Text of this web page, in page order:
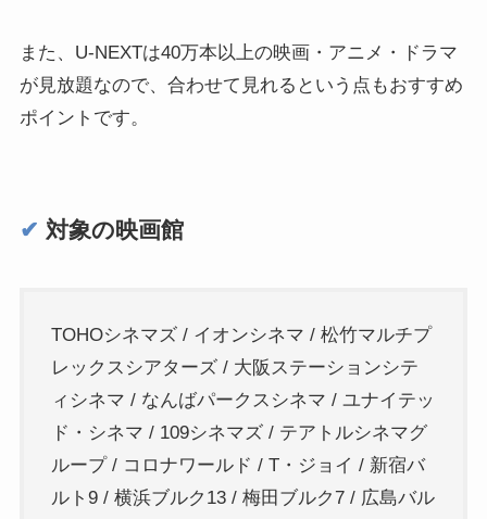
また、U-NEXTは40万本以上の映画・アニメ・ドラマ
が見放題なので、合わせて見れるという点もおすすめ
ポイントです。
✔︎ 対象の映画館
TOHOシネマズ / イオンシネマ / 松竹マルチプ
レックスシアターズ / 大阪ステーションシテ
ィシネマ / なんばパークスシネマ / ユナイテッ
ド・シネマ / 109シネマズ / テアトルシネマグ
ループ / コロナワールド / T・ジョイ / 新宿バ
ルト9 / 横浜ブルク13 / 梅田ブルク7 / 広島バル